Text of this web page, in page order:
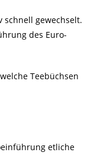
schnell gewechselt.
des Euro-
Teebüchsen
etliche